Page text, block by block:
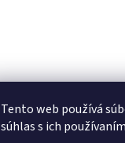
Tento web používá
súhlas s ich